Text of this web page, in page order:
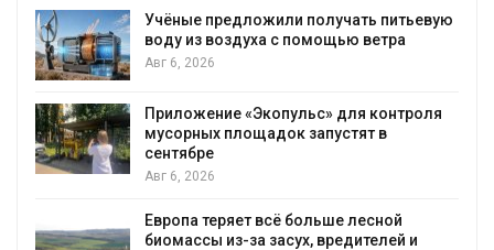
получать питьевую
с помощью ветра
для контроля
запустят в
всё больше лесной
засух, вредителей и
В пяти странах
более 800
Новый порядок
В Ирбите начнут